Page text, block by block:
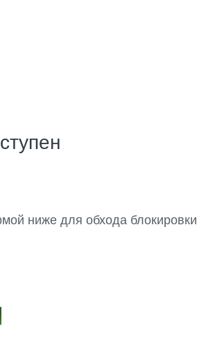
ниже для обхода блокировки